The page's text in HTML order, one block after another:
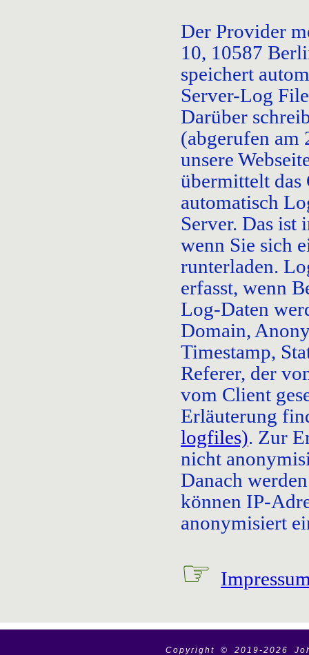
Der Provider
10, 10587
speichert
Server-Log
Darüber
(abgerufen am
unsere
übermittelt das
automatisch
Server. Das ist
wenn Sie sich
runterladen.
erfasst, wenn
Log-Daten
Domain,
Timestamp,
Referer, der
vom Client
Erläuterung
logfiles). Zur
nicht
Danach
können IP-
anonymisiert
☞
Copyright © 2019-2026